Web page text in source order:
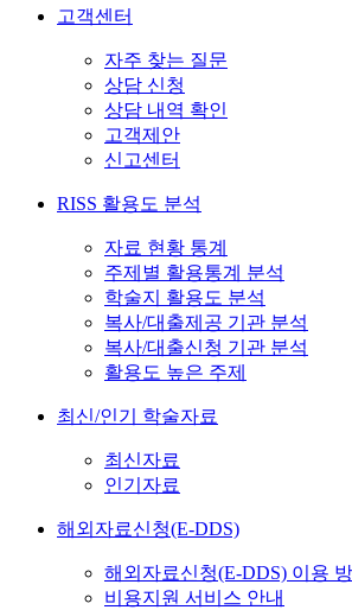
고객센터
자주 찾는 질문
상담 신청
상담 내역 확인
고객제안
신고센터
RISS 활용도 분석
자료 현황 통계
주제별 활용통계 분석
학술지 활용도 분석
복사/대출제공 기관 분석
복사/대출신청 기관 분석
활용도 높은 주제
최신/인기 학술자료
최신자료
인기자료
해외자료신청(E-DDS)
해외자료신청(E-DDS) 이용
비용지원 서비스 안내